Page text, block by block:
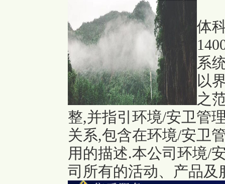
体
系
以
之
整,并指引环境/安卫管
关系,包含在环境/安卫
用的描述.本公司环境/
司所有的活动、产品